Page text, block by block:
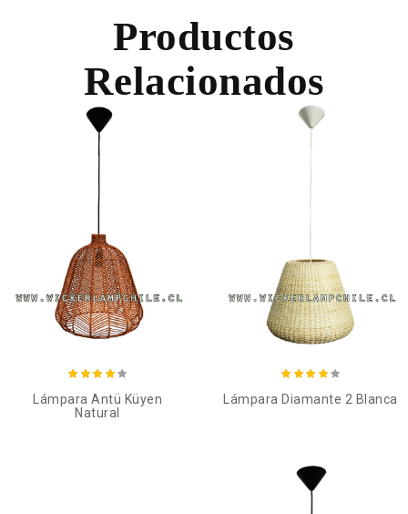
Productos
Relacionados
Añadir al carro
Lámpara Antü Küyen
Natural
Añadir al carro
Lámpara Diamante 2 Blanca